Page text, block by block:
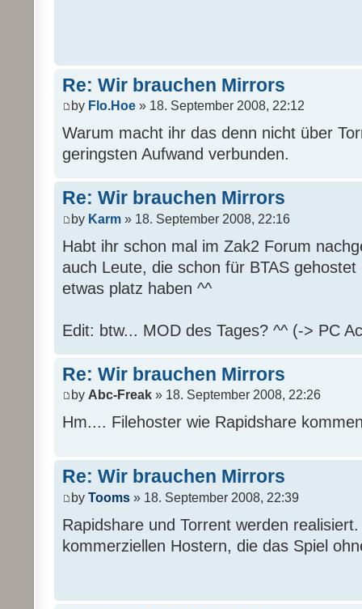
Re: Wir brauchen Mirrors
by Flo.Hoe » 18. September 2008, 22:12
Warum macht ihr das denn nicht über
geringsten Aufwand verbunden.
Re: Wir brauchen Mirrors
by Karm » 18. September 2008, 22:16
Habt ihr schon mal im Zak2 Forum
auch Leute, die schon für BTAS
etwas platz haben ^^
Edit: btw... MOD des Tages? ^^ (-> PC
Re: Wir brauchen Mirrors
by Abc-Freak » 18. September 2008, 22:26
Hm.... Filehoster wie Rapidshare
Re: Wir brauchen Mirrors
by Tooms » 18. September 2008, 22:39
Rapidshare und Torrent werden
kommerziellen Hostern, die das Spiel